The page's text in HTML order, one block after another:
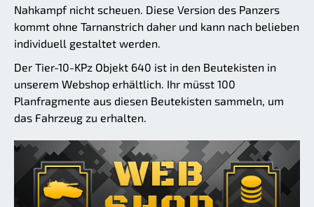
Nahkampf nicht scheuen. Diese Version des Panzers
kommt ohne Tarnanstrich daher und kann nach belieben
individuell gestaltet werden.
Der Tier-10-KPz Objekt 640 ist in den Beutekisten in
unserem Webshop erhältlich. Ihr müsst 100
Planfragmente aus diesen Beutekisten sammeln, um
das Fahrzeug zu erhalten.